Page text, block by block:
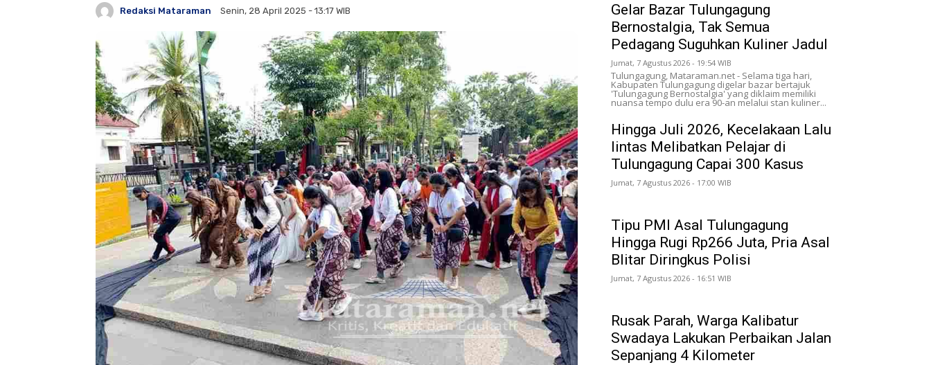
Redaksi Mataraman Senin, 28 April 2025 - 13:17 WIB
Gelar Bazar Tulungagung
Bernostalgia, Tak Semua
Pedagang Suguhkan Kuliner Jadul
Jumat, 7 Agustus 2026 - 19:54 WIB
Tulungagung, Mataraman.net - Selama tiga hari,
Kabupaten Tulungagung digelar bazar bertajuk
'Tulungagung Bernostalgia' yang diklaim memiliki
nuansa tempo dulu era 90-an melalui stan kuliner...
Hingga Juli 2026, Kecelakaan Lalu
lintas Melibatkan Pelajar di
Tulungagung Capai 300 Kasus
Jumat, 7 Agustus 2026 - 17:00 WIB
Tipu PMI Asal Tulungagung
Hingga Rugi Rp266 Juta, Pria Asal
Blitar Diringkus Polisi
Jumat, 7 Agustus 2026 - 16:51 WIB
Rusak Parah, Warga Kalibatur
Swadaya Lakukan Perbaikan Jalan
Sepanjang 4 Kilometer